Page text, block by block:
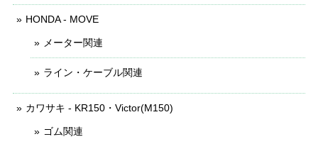
HONDA - MOVE
メーター関連
ライン・ケーブル関連
カワサキ - KR150・Victor(M150)
ゴム関連